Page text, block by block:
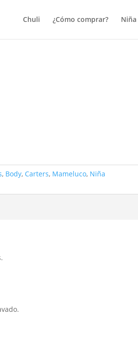
Chuli ¿Cómo comprar? Niña
, Body, Carters, Mameluco, Niña